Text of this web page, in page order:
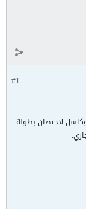
#1
لاحتضان بطولة